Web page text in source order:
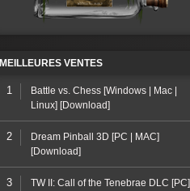
MEILLEURES VENTES
1
Battle vs. Chess [Windows | Mac |
Linux] [Download]
2
Dream Pinball 3D [PC | MAC]
[Download]
3
TW II: Call of the Tenebrae DLC [PC]